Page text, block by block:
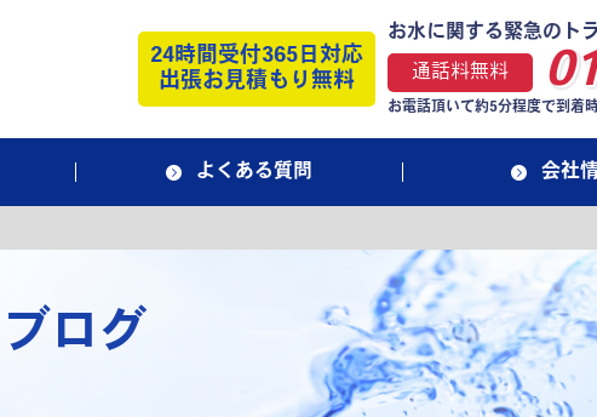
24時間受付365日対応
出張お見積もり無料
お水に関する緊急のト
通話料無料
お電話頂いて約5分程度で到着
よくある質問 会社
ブログ